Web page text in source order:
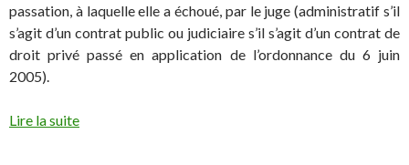
passation, à laquelle elle a échoué, par le juge (administratif s’il
s’agit d’un contrat public ou judiciaire s’il s’agit d’un contrat de
droit privé passé en application de l’ordonnance du 6 juin
2005).
Lire la suite